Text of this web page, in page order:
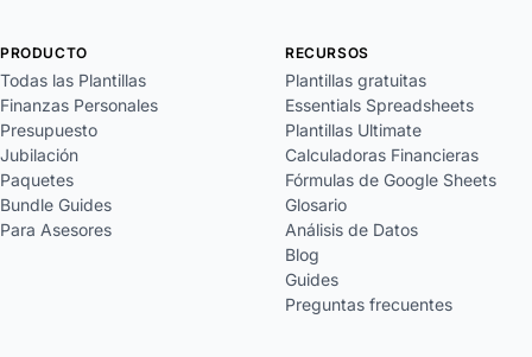
PRODUCTO
Todas las Plantillas
Finanzas Personales
Presupuesto
Jubilación
Paquetes
Bundle Guides
Para Asesores
RECURSOS
Plantillas gratuitas
Essentials Spreadsheets
Plantillas Ultimate
Calculadoras Financieras
Fórmulas de Google Sheets
Glosario
Análisis de Datos
Blog
Guides
Preguntas frecuentes